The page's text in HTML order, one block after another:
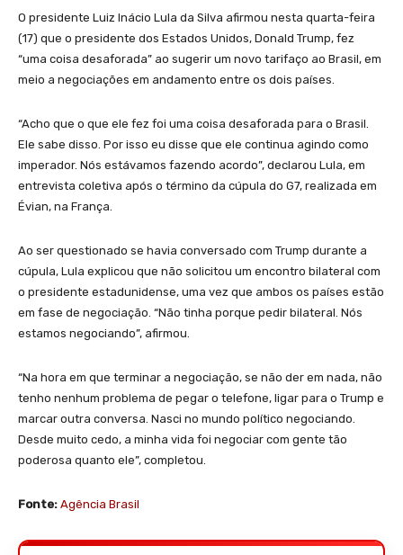
O presidente Luiz Inácio Lula da Silva afirmou nesta quarta-feira
(17) que o presidente dos Estados Unidos, Donald Trump, fez
“uma coisa desaforada” ao sugerir um novo tarifaço ao Brasil, em
meio a negociações em andamento entre os dois países.
“Acho que o que ele fez foi uma coisa desaforada para o Brasil.
Ele sabe disso. Por isso eu disse que ele continua agindo como
imperador. Nós estávamos fazendo acordo”, declarou Lula, em
entrevista coletiva após o término da cúpula do G7, realizada em
Évian, na França.
Ao ser questionado se havia conversado com Trump durante a
cúpula, Lula explicou que não solicitou um encontro bilateral com
o presidente estadunidense, uma vez que ambos os países estão
em fase de negociação. “Não tinha porque pedir bilateral. Nós
estamos negociando”, afirmou.
“Na hora em que terminar a negociação, se não der em nada, não
tenho nenhum problema de pegar o telefone, ligar para o Trump e
marcar outra conversa. Nasci no mundo político negociando.
Desde muito cedo, a minha vida foi negociar com gente tão
poderosa quanto ele”, completou.
Fonte: Agência Brasil